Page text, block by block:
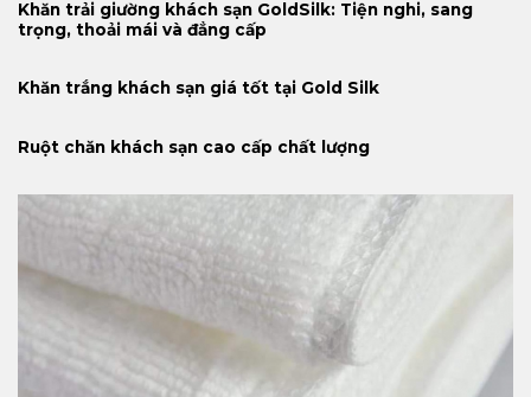
Khăn trải giường khách sạn GoldSilk: Tiện nghi, sang
trọng, thoải mái và đẳng cấp
Khăn trắng khách sạn giá tốt tại Gold Silk
Ruột chăn khách sạn cao cấp chất lượng